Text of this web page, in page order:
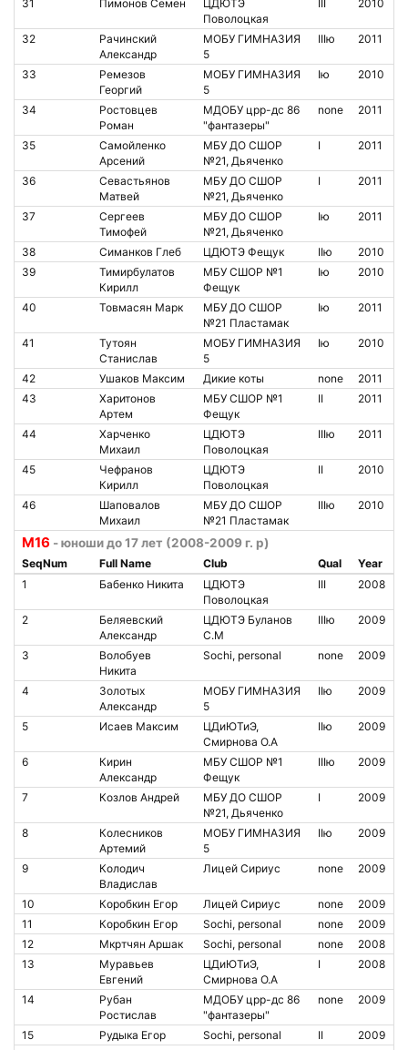
31 Пимонов Семен
ЦДЮТЭ
Поволоцкая
III 2010
32
Рачинский
Александр
МОБУ ГИМНАЗИЯ
5
IIIю 2011
33
Ремезов
Георгий
МОБУ ГИМНАЗИЯ
5
Iю 2010
34
Ростовцев
Роман
МДОБУ црр-дс 86
"фантазеры"
none 2011
35
Самойленко
Арсений
МБУ ДО СШОР
№21, Дьяченко
I 2011
36
Севастьянов
Матвей
МБУ ДО СШОР
№21, Дьяченко
I 2011
37
Сергеев
Тимофей
МБУ ДО СШОР
№21, Дьяченко
Iю 2011
38 Симанков Глеб ЦДЮТЭ Фещук IIю
2010
39
Тимирбулатов
Кирилл
МБУ СШОР №1
Фещук
Iю 2010
40 Товмасян Марк
МБУ ДО СШОР
№21 Пластамак
Iю 2011
41
Тутоян
Станислав
МОБУ ГИМНАЗИЯ
5
Iю 2010
42 Ушаков Максим Дикие коты none
2011
43
Харитонов
Артем
МБУ СШОР №1
Фещук
II 2011
44
Харченко
Михаил
ЦДЮТЭ
Поволоцкая
IIIю 2011
45
Чефранов
Кирилл
ЦДЮТЭ
Поволоцкая
II 2010
46
Шаповалов
Михаил
МБУ ДО СШОР
№21 Пластамак
IIIю 2010
М16 - юноши до 17 лет (2008-2009 г. р)
SeqNum Full Name Club Qual
Year
1
Бабенко Никита
ЦДЮТЭ
Поволоцкая
III 2008
2
Беляевский
Александр
ЦДЮТЭ Буланов
С.М
IIIю 2009
3
Волобуев
Никита
Sochi, personal none 2009
4
Золотых
Александр
МОБУ ГИМНАЗИЯ
5
IIю 2009
5 Исаев Максим
ЦДиЮТиЭ,
Смирнова О.А
IIю 2009
6
Кирин
Александр
МБУ СШОР №1
Фещук
IIIю 2009
7 Козлов Андрей
МБУ ДО СШОР
№21, Дьяченко
I 2009
8
Колесников
Артемий
МОБУ ГИМНАЗИЯ
5
IIю 2009
9
Колодич
Владислав
Лицей Сириус none 2009
10 Коробкин Егоp Лицей Сириус none
2009
11
Коробкин Егор Sochi, personal none
2009
12
Мкртчян Аршак Sochi, personal none
2008
13
Муравьев
Евгений
ЦДиЮТиЭ,
Смирнова О.А
I 2008
14
Рубан
Ростислав
МДОБУ црр-дс 86
"фантазеры"
none 2009
15 Рудыка Егор Sochi, personal II
2009